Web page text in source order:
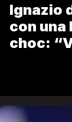
Ignazio
con una
choc: